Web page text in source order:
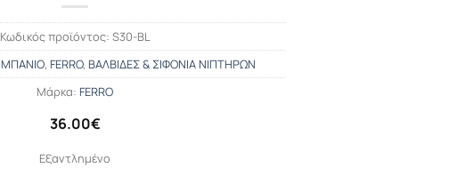
Κωδικός προϊόντος: S30-BL
ΜΠΑΝΙΟ, FERRO, ΒΑΛΒΙΔΕΣ & ΣΙΦΟΝΙΑ ΝΙΠΤΗΡΩΝ
Μάρκα: FERRO
36.00€
Εξαντλημένο